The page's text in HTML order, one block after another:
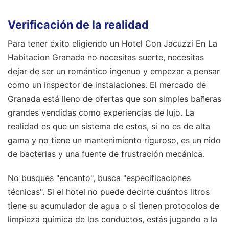
Verificación de la realidad
Para tener éxito eligiendo un Hotel Con Jacuzzi En La
Habitacion Granada no necesitas suerte, necesitas
dejar de ser un romántico ingenuo y empezar a pensar
como un inspector de instalaciones. El mercado de
Granada está lleno de ofertas que son simples bañeras
grandes vendidas como experiencias de lujo. La
realidad es que un sistema de estos, si no es de alta
gama y no tiene un mantenimiento riguroso, es un nido
de bacterias y una fuente de frustración mecánica.
No busques "encanto", busca "especificaciones
técnicas". Si el hotel no puede decirte cuántos litros
tiene su acumulador de agua o si tienen protocolos de
limpieza química de los conductos, estás jugando a la